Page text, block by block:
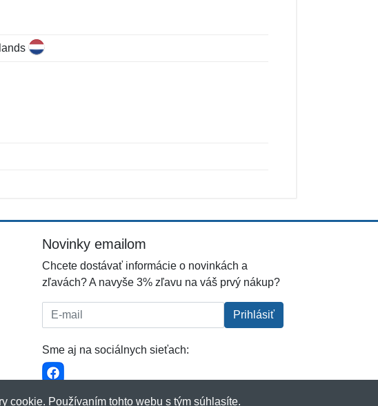
Novinky emailom
Chcete dostávať informácie o novinkách a
zľavách? A navyše 3% zľavu na váš prvý nákup?
E-mail: Prihlásiť
Sme aj na sociálnych sieťach:
cookie. Používaním tohto webu s tým súhlasíte.